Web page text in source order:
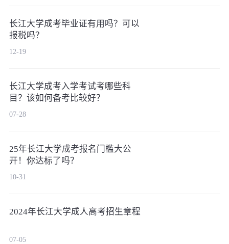
长江大学成考毕业证有用吗？可以
报税吗？
12-19
长江大学成考入学考试考哪些科
目？该如何备考比较好？
07-28
25年长江大学成考报名门槛大公
开！你达标了吗？
10-31
2024年长江大学成人高考招生章程
07-05